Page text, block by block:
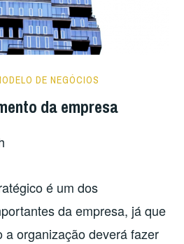
DE NEGÓCIOS
da empresa
é um dos
da empresa, já que
a organização deverá fazer